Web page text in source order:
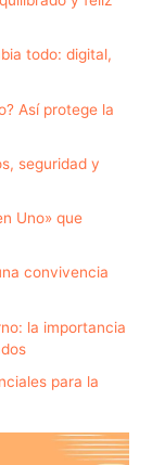
todo: digital,
Así protege la
seguridad y
Uno» que
convivencia
la importancia
para la